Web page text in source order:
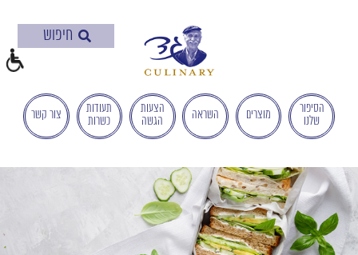
הישראלי
לְהַנְגָּשָׁת
אָתָרִים".
הַמְּסַיַּעַת
לִנְגִישׁוּת
הָאֲתָר.
לִפְתִיחַת
תַּפְרִיט
הסיפור
שלנו
מוצרים השראה
הצעות
הגשה
תעודות
כשרות
צור קשר